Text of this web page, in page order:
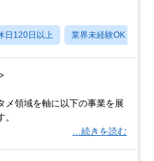
日120日以上 業界未経験OK
メ領域を軸に以下の事業を展
…続きを読む